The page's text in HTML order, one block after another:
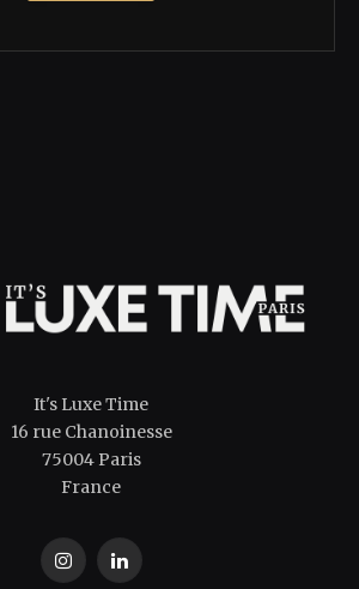
It's Luxe Time
16 rue Chanoinesse
75004 Paris
France
InstagramLinkedIn